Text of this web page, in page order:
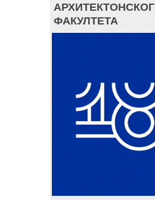
АРХИТЕКТОНСКОГ
ФАКУЛТЕТА